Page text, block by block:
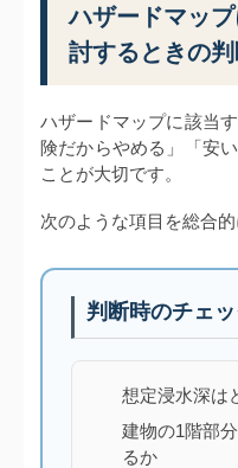
ハザードマッ
討するときの
ハザードマップに該当
険だからやめる」「安
ことが大切です。
次のような項目を総合的
判断時のチェ
想定浸水深は
建物の1階部
るか